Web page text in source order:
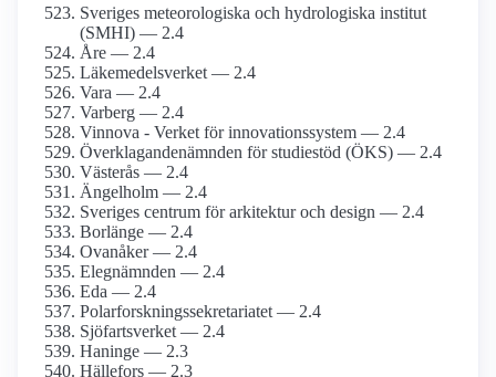
Sveriges meteorologiska och hydrologiska institut
(SMHI) — 2.4
Åre — 2.4
Läkemedelsverket — 2.4
Vara — 2.4
Varberg — 2.4
Vinnova - Verket för innovationssystem — 2.4
Överklagandenämnden för studiestöd (ÖKS) — 2.4
Västerås — 2.4
Ängelholm — 2.4
Sveriges centrum för arkitektur och design — 2.4
Borlänge — 2.4
Ovanåker — 2.4
Elegnämnden — 2.4
Eda — 2.4
Polarforskningssekretariatet — 2.4
Sjöfartsverket — 2.4
Haninge — 2.3
Hällefors — 2.3